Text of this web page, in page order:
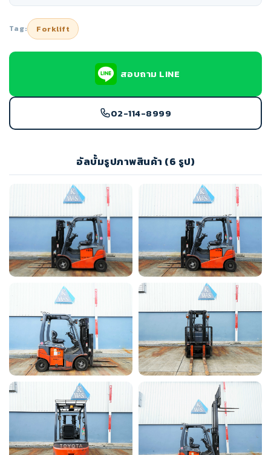
Tag: Forklift
สอบถาม LINE
02-114-8999
อัลบั้มรูปภาพสินค้า (6 รูป)